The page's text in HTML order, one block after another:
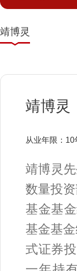
靖博灵
靖博灵
从业年限：10
靖博灵
数量投
基金基
基金基
式证券